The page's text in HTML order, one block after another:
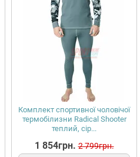
Комплект спортивної чоловічої
термобілизни Radical Shooter
теплий, сір...
1 854грн. 2 799грн.